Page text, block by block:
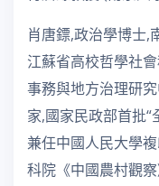
肖唐鏢,政治學博士,
江蘇省高校哲學社
事務與地方治理研
家,國家民政部首批
兼任中國人民大學
科院《中國農村觀